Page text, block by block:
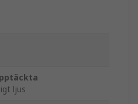
ljus